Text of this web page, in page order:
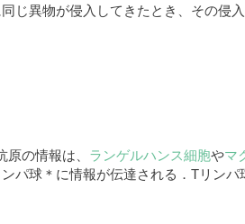
じ異物が侵入してきたとき、その侵
の情報は、 ランゲルハンス細胞やマ
パ球＊に情報が伝達される．Tリンパ